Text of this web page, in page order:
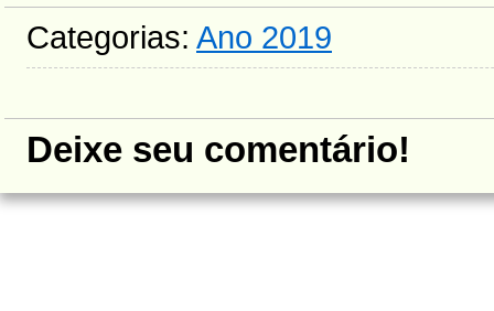
Categorias: Ano 2019
Deixe seu comentário!